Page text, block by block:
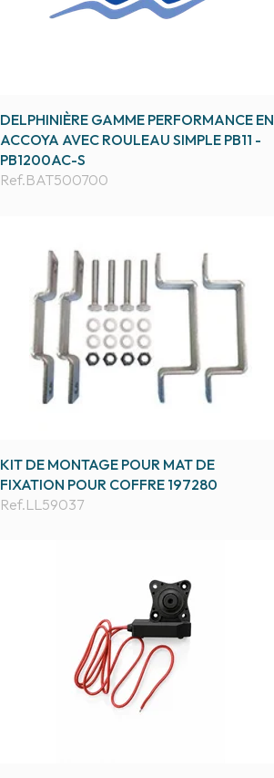
DELPHINIÈRE GAMME PERFORMANCE EN
ACCOYA AVEC ROULEAU SIMPLE PB11 -
PB1200AC-S
Ref.BAT500700
KIT DE MONTAGE POUR MAT DE
FIXATION POUR COFFRE 197280
Ref.LL59037